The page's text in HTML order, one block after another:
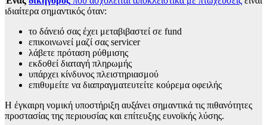
ιδιαίτερα σημαντικός όταν:
το δάνειό σας έχει μεταβιβαστεί σε fund
επικοινωνεί μαζί σας servicer
λάβετε πρόταση ρύθμισης
εκδοθεί διαταγή πληρωμής
υπάρχει κίνδυνος πλειστηριασμού
επιθυμείτε να διαπραγματευτείτε κούρεμα οφειλής
Η έγκαιρη νομική υποστήριξη αυξάνει σημαντικά τις πιθανότητες
προστασίας της περιουσίας και επίτευξης ευνοϊκής λύσης.